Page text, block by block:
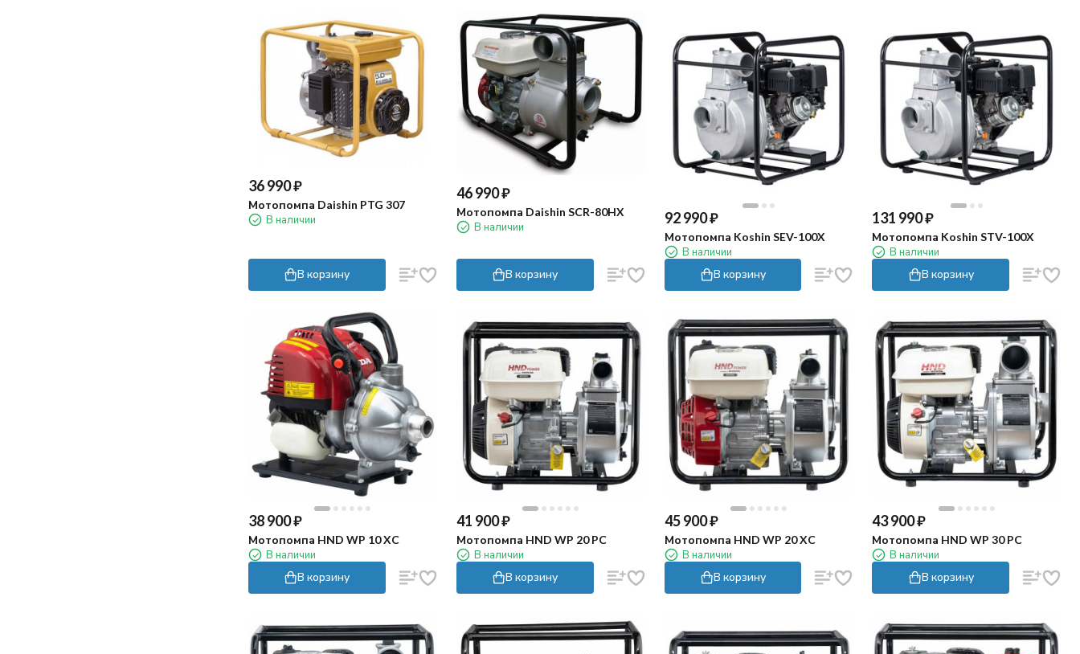
36 990₽
Мотопомпа Daishin PTG 307
В наличии
В корзину
46 990₽
Мотопомпа Daishin SCR-80HX
В наличии
В корзину
92 990₽
Мотопомпа Koshin SEV-100X
В наличии
В корзину
131 990₽
Мотопомпа Koshin STV-100X
В наличии
В корзину
38 900₽
Мотопомпа HND WP 10 XC
В наличии
В корзину
41 900₽
Мотопомпа HND WP 20 PC
В наличии
В корзину
45 900₽
Мотопомпа HND WP 20 XC
В наличии
В корзину
43 900₽
Мотопомпа HND WP 30 PC
В наличии
В корзину